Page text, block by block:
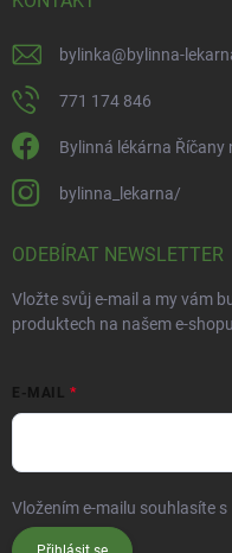
bylinka@bylinna-
771 174 846
Bylinná lékárna Říčany
bylinna_lekarna/
ODEBÍRAT NEWSLETTER
Vložte svůj e-mail a my vám
produktech na našem e-
E-MAIL
Vložením e-mailu souhlasíte s